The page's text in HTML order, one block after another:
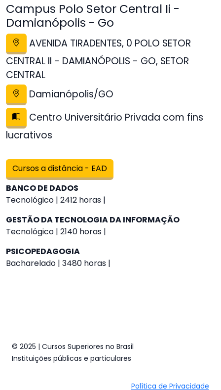
Campus Polo Setor Central Ii -
Damianópolis - Go
AVENIDA TIRADENTES, 0 POLO SETOR
CENTRAL II - DAMIANÓPOLIS - GO, SETOR
CENTRAL
Damianópolis/GO
Centro Universitário Privada com fins
lucrativos
Cursos a distância - EAD
BANCO DE DADOS
Tecnológico | 2412 horas |
GESTÃO DA TECNOLOGIA DA INFORMAÇÃO
Tecnológico | 2140 horas |
PSICOPEDAGOGIA
Bacharelado | 3480 horas |
© 2025 | Cursos Superiores no Brasil
Instituições públicas e particulares
Política de Privacidade